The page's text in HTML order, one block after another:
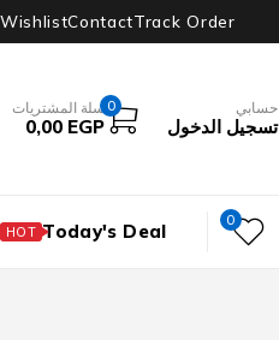
Track Order
Contact
Wishlist
حسابي
تسجيل الدخول
0 سلة المشتريات
0,00 EGP
0
Today's Deal
HOT